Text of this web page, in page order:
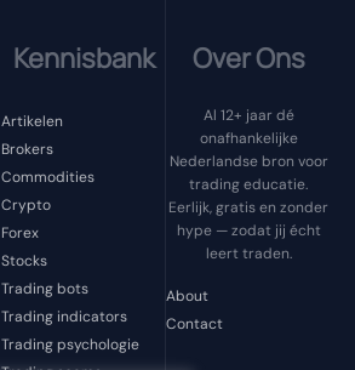
Kennisbank
Artikelen
Brokers
Commodities
Crypto
Forex
Stocks
Trading bots
Trading indicators
Trading psychologie
Over Ons
Al 12+ jaar dé
onafhankelijke
Nederlandse bron voor
trading educatie.
Eerlijk, gratis en zonder
hype — zodat jij écht
leert traden.
About
Contact